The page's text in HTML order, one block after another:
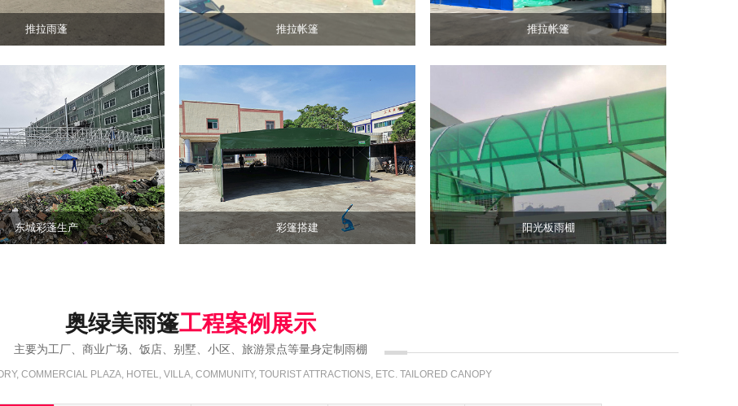
推拉雨蓬 推拉帐篷
查看详情 >
推拉帐篷
查看详情 >
东城彩蓬生产 彩篷搭建
篷
建
阳光板雨棚
阳光
板雨
棚
查看详情 >
奥绿美雨篷工程案例展示
主要为工厂、商业广场、饭店、别墅、小区、旅游景点等量身定制雨棚
COMMERCIAL PLAZA, HOTEL, VILLA, COMMUNITY, TOURIST ATTRACTIONS, ETC. TAILORED CANOPY